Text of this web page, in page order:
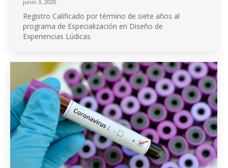
junio 3, 2020
Registro Calificado por término de siete años al
programa de Especialización en Diseño de
Experiencias Lúdicas